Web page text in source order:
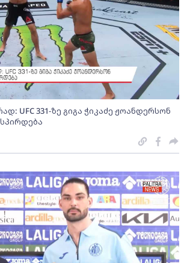
UFC 331-ზე გიგა ჭიკაძე ჟოანდერსონ